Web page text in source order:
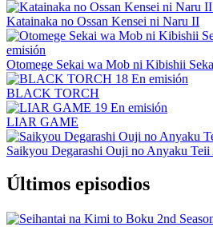
Katainaka no Ossan Kensei ni Naru II
emisión
Otomege Sekai wa Mob ni Kibishii
18 En emisión
BLACK TORCH
19 En emisión
LIAR GAME
Saikyou Degarashi Ouji no Anyaku Teii
Últimos episodios